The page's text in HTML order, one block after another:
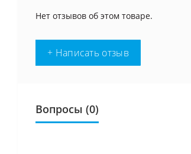
Нет отзывов об этом товаре.
+ Написать отзыв
Вопросы (0)